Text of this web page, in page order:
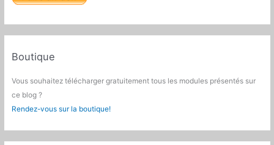
Boutique
Vous souhaitez télécharger gratuitement tous les modules présentés sur
ce blog ?
Rendez-vous sur la boutique!